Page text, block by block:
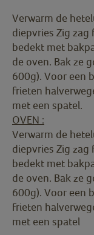
Verwarm de
diepvries Zig
bedekt met
de oven. Bak ze
600g). Voor een
frieten
met een spatel.
OVEN :
Verwarm de
diepvries Zig
bedekt met
de oven. Bak ze
600g). Voor een
frieten
met een spatel